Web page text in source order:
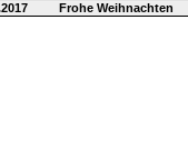
Frohe Weihnachten